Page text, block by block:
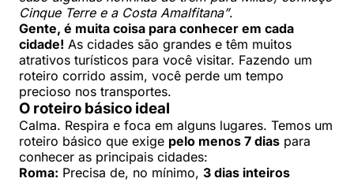
Cinque Terre e a Costa Amalfitana”.
Gente, é muita coisa para conhecer em cada
cidade! As cidades são grandes e têm muitos
atrativos turísticos para você visitar. Fazendo um
roteiro corrido assim, você perde um tempo
precioso nos transportes.
O roteiro básico ideal
Calma. Respira e foca em alguns lugares. Temos um
roteiro básico que exige pelo menos 7 dias para
conhecer as principais cidades:
Roma: Precisa de, no mínimo, 3 dias inteiros